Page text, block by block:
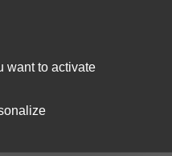
ACCOMPAGNEMENT
want to activate